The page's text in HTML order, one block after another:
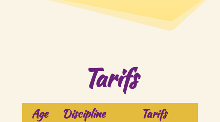
Tarifs
Age Discipline Tarifs